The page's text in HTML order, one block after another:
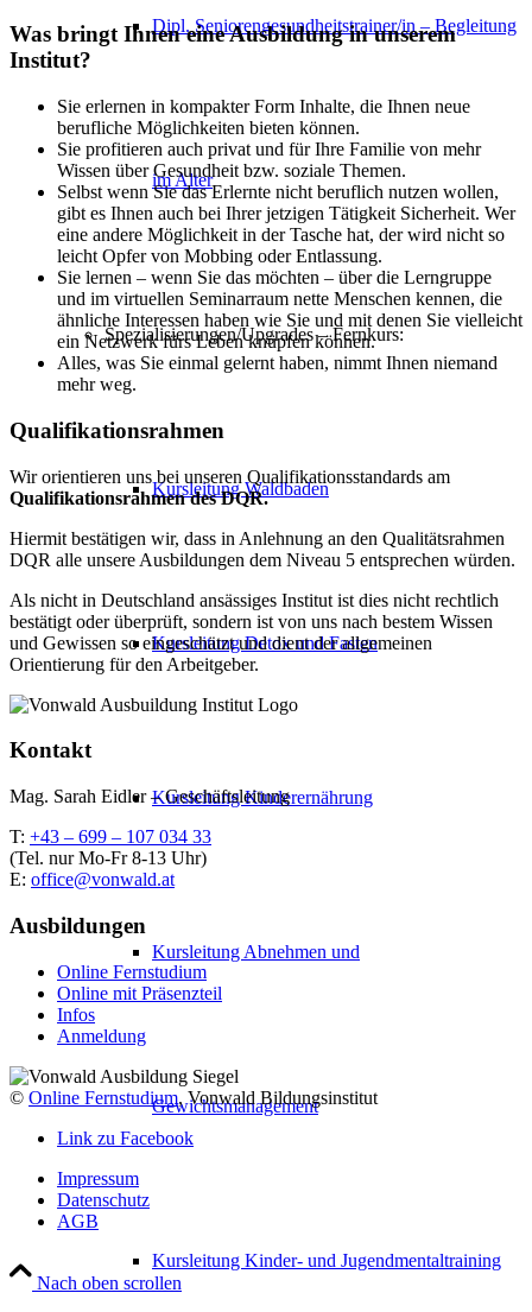
Dipl. Seniorengesundheitstrainer/in – Begleitung
im Alter
Spezialisierungen/Upgrades – Fernkurs:
Kursleitung Waldbaden
Kursleitung Detox und Fasten
Kursleitung Kinderernährung
Kursleitung Abnehmen und
Gewichtsmanagement
Kursleitung Kinder- und Jugendmentaltraining
Was bringt Ihnen eine Ausbildung in unserem
Institut?
Sie erlernen in kompakter Form Inhalte, die Ihnen neue
berufliche Möglichkeiten bieten können.
Sie profitieren auch privat und für Ihre Familie von mehr
Wissen über Gesundheit bzw. soziale Themen.
Selbst wenn Sie das Erlernte nicht beruflich nutzen wollen,
gibt es Ihnen auch bei Ihrer jetzigen Tätigkeit Sicherheit. Wer
eine andere Möglichkeit in der Tasche hat, der wird nicht so
leicht Opfer von Mobbing oder Entlassung.
Sie lernen – wenn Sie das möchten – über die Lerngruppe
und im virtuellen Seminarraum nette Menschen kennen, die
ähnliche Interessen haben wie Sie und mit denen Sie vielleicht
ein Netzwerk fürs Leben knüpfen können.
Alles, was Sie einmal gelernt haben, nimmt Ihnen niemand
mehr weg.
Qualifikationsrahmen
Wir orientieren uns bei unseren Qualifikationsstandards am
Qualifikationsrahmen des DQR.
Hiermit bestätigen wir, dass in Anlehnung an den Qualitätsrahmen
DQR alle unsere Ausbildungen dem Niveau 5 entsprechen würden.
Als nicht in Deutschland ansässiges Institut ist dies nicht rechtlich
bestätigt oder überprüft, sondern ist von uns nach bestem Wissen
und Gewissen so eingeschätzt und dient der allgemeinen
Orientierung für den Arbeitgeber.
Kontakt
Mag. Sarah Eidler – Geschäftsleitung
T: +43 – 699 – 107 034 33
(Tel. nur Mo-Fr 8-13 Uhr)
E: office@vonwald.at
Ausbildungen
Online Fernstudium
Online mit Präsenzteil
Infos
Anmeldung
© Online Fernstudium, Vonwald Bildungsinstitut
Link zu Facebook
Impressum
Datenschutz
AGB
Nach oben scrollen